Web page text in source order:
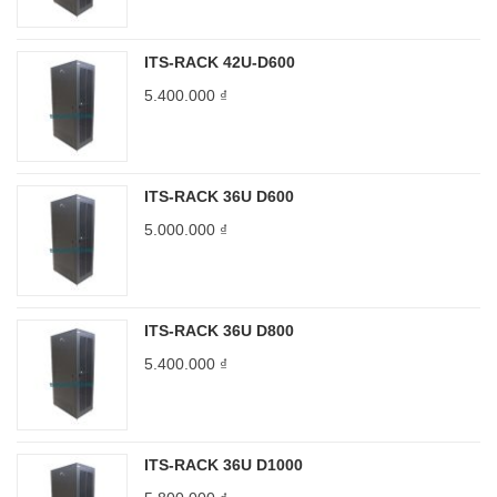
ITS-RACK 42U-D600
5.400.000 ₫
ITS-RACK 36U D600
5.000.000 ₫
ITS-RACK 36U D800
5.400.000 ₫
ITS-RACK 36U D1000